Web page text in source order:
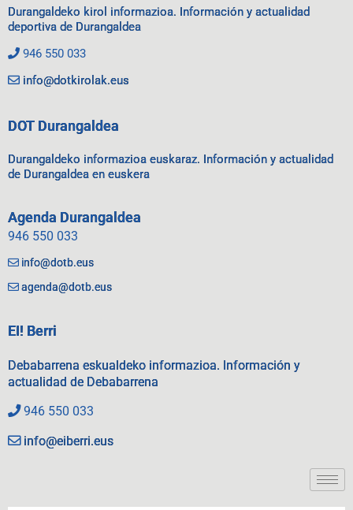
Durangaldeko kirol informazioa. Información y actualidad
deportiva de Durangaldea
946 550 033
info@dotkirolak.eus
DOT Durangaldea
Durangaldeko informazioa euskaraz. Información y actualidad
de Durangaldea en euskera
Agenda Durangaldea
946 550 033
info@dotb.eus
agenda@dotb.eus
EI! Berri
Debabarrena eskualdeko informazioa. Información y
actualidad de Debabarrena
946 550 033
info@eiberri.eus